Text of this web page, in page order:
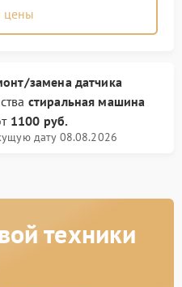
замена датчика
стиральная машина
1100 руб.
дату 08.08.2026
техники